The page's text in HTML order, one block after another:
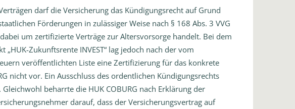
darf die Versicherung das Kündigungsrecht auf Grund
Förderungen in zulässiger Weise nach § 168 Abs. 3 VVG
um zertifizierte Verträge zur Altersvorsorge handelt. Bei dem
„HUK-Zukunftsrente INVEST“ lag jedoch nach der vom
veröffentlichten Liste eine Zertifizierung für das konkrete
nicht vor. Ein Ausschluss des ordentlichen Kündigungsrechts
beharrte die HUK COBURG nach Erklärung der
darauf, dass der Versicherungsvertrag auf